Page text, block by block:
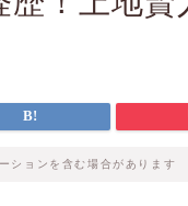
ションを含む場合があります